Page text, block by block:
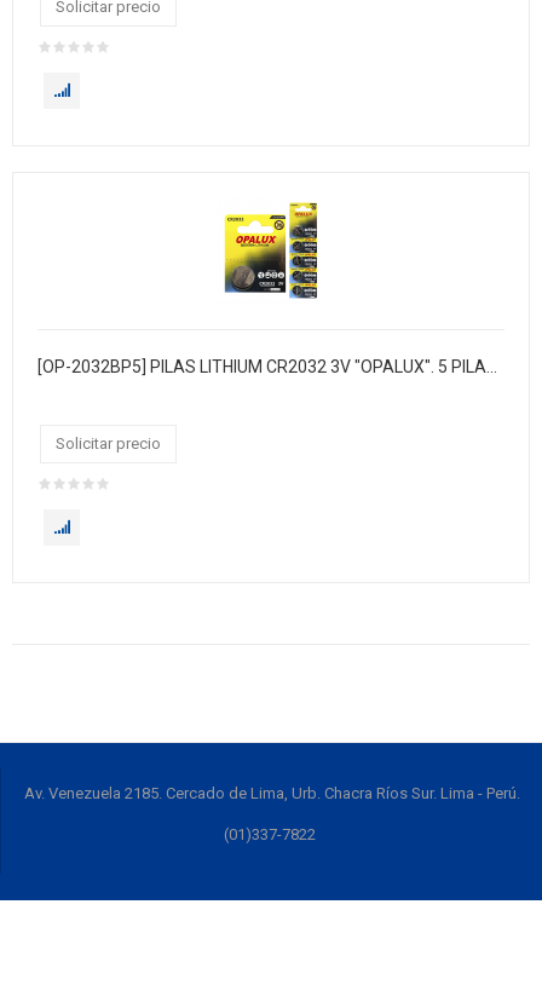
Solicitar precio
[OP-2032BP5] PILAS LITHIUM CR2032 3V "OPALUX". 5 PILAS X BLISTER / 30 BLISTER X CAJA / MASTER X 360 CAJA.
Solicitar precio
Av. Venezuela 2185. Cercado de Lima, Urb. Chacra Ríos Sur. Lima - Perú.
(01)337-7822